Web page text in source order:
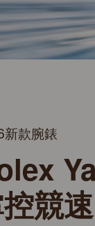
新款腕錶
競